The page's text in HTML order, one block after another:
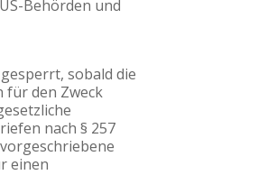
Behörden und
sobald die
für den Zweck
nach § 257
einen